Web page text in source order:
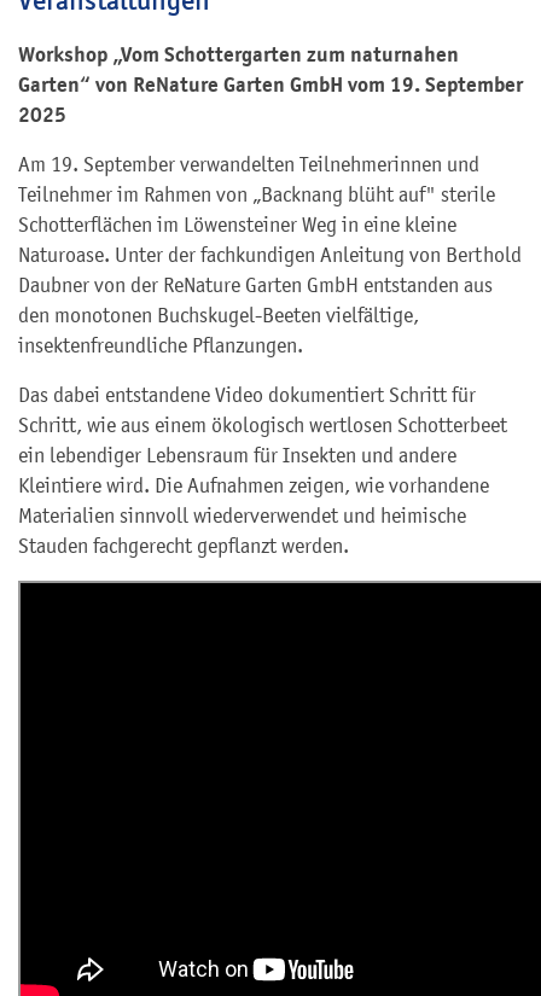
Workshop „Vom Schottergarten zum naturnahen
Garten“ von ReNature Garten GmbH vom 19. September
2025
Am 19. September verwandelten Teilnehmerinnen und
Teilnehmer im Rahmen von „Backnang blüht auf" sterile
Schotterflächen im Löwensteiner Weg in eine kleine
Naturoase. Unter der fachkundigen Anleitung von Berthold
Daubner von der ReNature Garten GmbH entstanden aus
den monotonen Buchskugel-Beeten vielfältige,
insektenfreundliche Pflanzungen.
Das dabei entstandene Video dokumentiert Schritt für
Schritt, wie aus einem ökologisch wertlosen Schotterbeet
ein lebendiger Lebensraum für Insekten und andere
Kleintiere wird. Die Aufnahmen zeigen, wie vorhandene
Materialien sinnvoll wiederverwendet und heimische
Stauden fachgerecht gepflanzt werden.